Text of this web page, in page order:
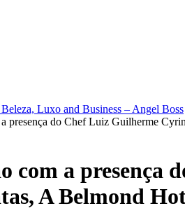
do Chef Luiz Guilherme
com a presença
A Belmond